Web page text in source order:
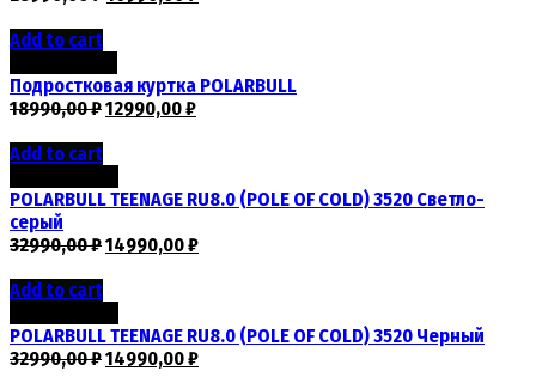
Add to cart
Подростковая куртка POLARBULL
18990,00₽12990,00₽
Add to cart
POLARBULL TEENAGE RU8.0 (POLE OF COLD) 3520 Светло-
серый
32990,00₽14990,00₽
Add to cart
POLARBULL TEENAGE RU8.0 (POLE OF COLD) 3520 Черный
32990,00₽14990,00₽